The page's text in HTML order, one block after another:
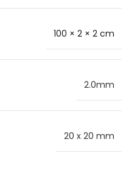
100 × 2 × 2 cm
2.0mm
20 x 20 mm